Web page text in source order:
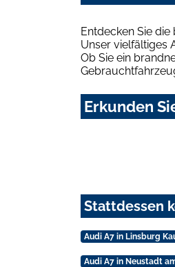
Entdecken Sie
Unser vielfältiges
Ob Sie ein
Erkunden
Stattdessen
Audi A7 in Linsburg
Audi A7 in Neustadt